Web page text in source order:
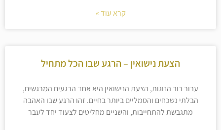
קרא עוד »
הצעת נישואין – הרגע שבו הכל מתחיל
עבור רוב הזוגות, הצעת הנישואין היא אחד הרגעים המרגשים,
הבלתי נשכחים והסמליים ביותר בחיים. זהו הרגע שבו האהבה
מתגבשת להתחייבות, והשניים מחליטים לצעוד יחד לעבר